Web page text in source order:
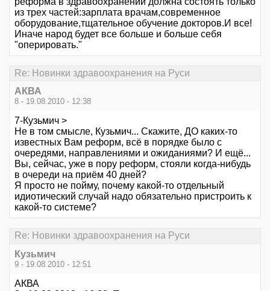
из трех частей:зарплата врачам,современное
оборудование,тщательное обучение докторов.И все!
Иначе народ будет все больше и больше себя
"оперировать."
Re: Новинки здравоохранения на Руси
АКВА
8 - 19.08.2010 - 12:38
7-Кузьмич >
Не в том смысле, Кузьмич... Скажите, ДО каких-то
известных Вам реформ, всё в порядке было с
очередями, направлениями и ожиданиями? И ещё...
Вы, сейчас, уже в пору реформ, стояли когда-нибудь
в очереди на приём 40 дней?
Я просто не пойму, почему какой-то отдельный
идиотический случай надо обязательно пристроить к
какой-то системе?
Re: Новинки здравоохранения на Руси
Кузьмич
9 - 19.08.2010 - 12:51
АКВА